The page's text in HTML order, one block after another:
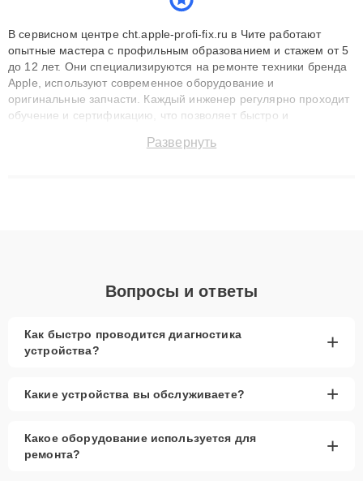
В сервисном центре cht.apple-profi-fix.ru в Чите работают
опытные мастера с профильным образованием и стажем от 5
до 12 лет. Они специализируются на ремонте техники бренда
Apple, используют современное оборудование и
оригинальные запчасти. Каждый инженер регулярно проходит
обучение и сертификацию, что позволяет быстро и
сохранением гарантии до 3 лет. Наши мастера решают
Развернуть
Вопросы и ответы
Как быстро проводится диагностика
устройства?
+
Какие устройства вы обслуживаете? +
Какое оборудование используется для
ремонта?
+